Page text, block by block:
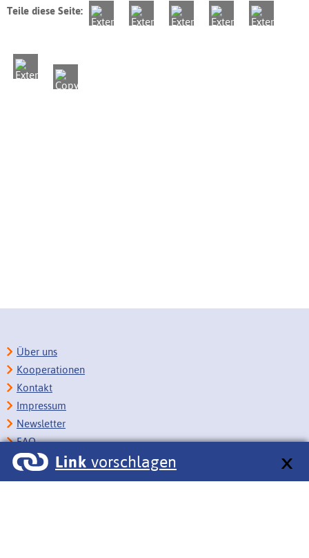
Teile diese Seite:
Link vorschlagen
Über uns
Kooperationen
Kontakt
Impressum
Newsletter
FAQ
Copyright